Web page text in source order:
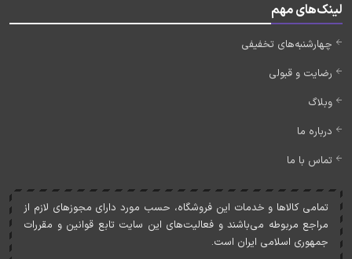
لینک‌های مهم
چهارشنبه‌های تخفیفی
رضایت و قبولی
وبلاگ
درباره ما
تماس با ما
تمامی کالاها و خدمات اين فروشگاه، حسب مورد دارای مجوزهای لازم از
مراجع مربوطه می‌باشند و فعاليت‌های اين سايت تابع قوانين و مقررات
جمهوری اسلامی ايران است.